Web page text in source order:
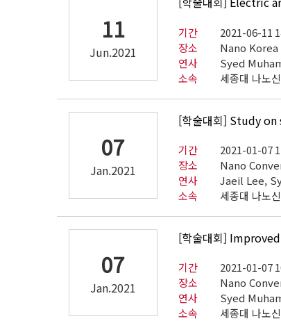
11
Jun.2021
기간
2021-06-11
장소
Nano Korea
연사
Syed
소속
세종대 나노
07
Jan.2021
[학술대회] Study
기간
2021-01-07
장소
Nano
연사
Jaeil Lee,
소속
세종대 나노
07
Jan.2021
[학술대회]
기간
2021-01-07
장소
Nano
연사
Syed
소속
세종대 나노